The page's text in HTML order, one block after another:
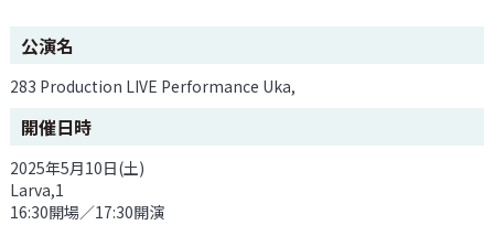
公演名
283 Production LIVE Performance Uka,
開催日時
2025年5月10日(土)
Larva,1
16:30開場／17:30開演